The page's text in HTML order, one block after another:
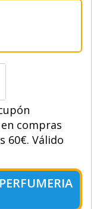
compras
60€. Válido